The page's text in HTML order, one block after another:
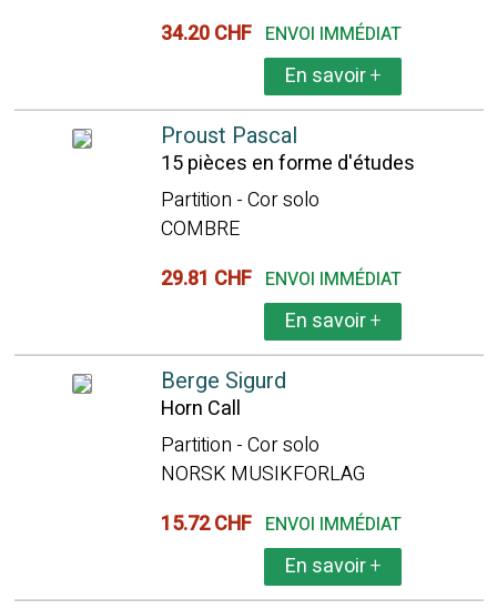
34.20 CHF ENVOI IMMÉDIAT
En savoir+
Proust Pascal
15 pièces en forme d'études
Partition - Cor solo
COMBRE
29.81 CHF ENVOI IMMÉDIAT
En savoir+
Berge Sigurd
Horn Call
Partition - Cor solo
NORSK MUSIKFORLAG
15.72 CHF ENVOI IMMÉDIAT
En savoir+